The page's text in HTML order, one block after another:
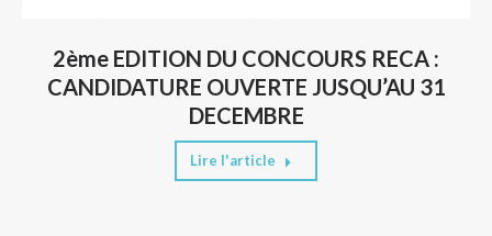
2ème EDITION DU CONCOURS RECA :
CANDIDATURE OUVERTE JUSQU’AU 31
DECEMBRE
Lire l'article